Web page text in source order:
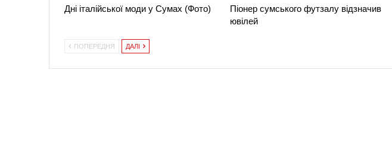
Дні італійської моди у Сумах (Фото)
Піонер сумського футзалу відзначив
ювілей
ПОПЕРЕДНЯ ДАЛІ